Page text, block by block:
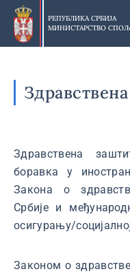
Прескочи
главни
део
РЕПУБЛИКА СРБИЈА
МИНИСТАРСТВО
Здравствена
боравка у
Закона о
Србије и
осигурању/
Законом о